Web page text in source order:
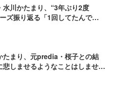
水川かたまり、“3年ぶり2度
ズ振り返る「1回してたんで
たまり、元predia・桜子との結
悲しませるようなことはしませ